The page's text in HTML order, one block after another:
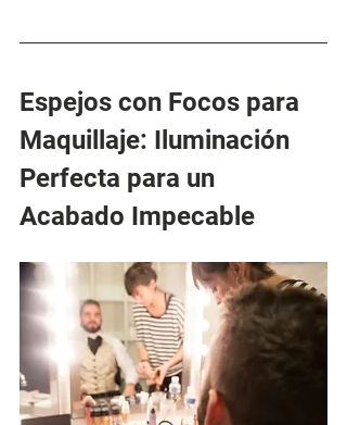
Espejos con Focos para
Maquillaje: Iluminación
Perfecta para un
Acabado Impecable